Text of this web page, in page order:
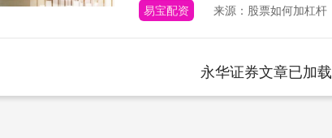
易宝配资 来源：股票如何加杠杆
永华证券文章已加